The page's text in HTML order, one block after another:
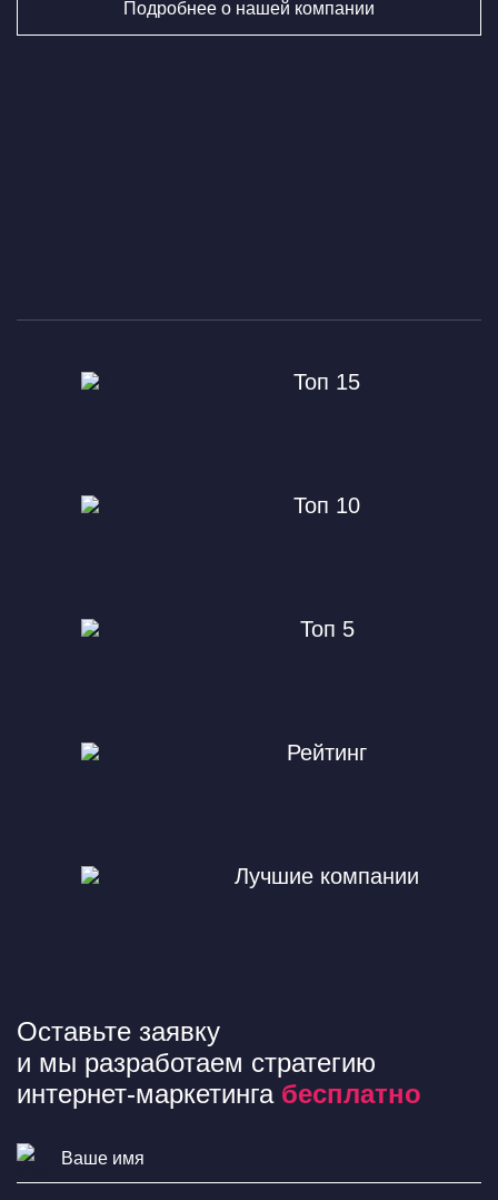
Подробнее о нашей компании
Топ 15
Топ 10
Топ 5
Рейтинг
Лучшие компании
Оставьте заявку
и мы разработаем стратегию
интернет-маркетинга бесплатно